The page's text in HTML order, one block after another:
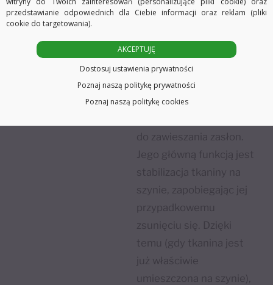
STOPER
Stoper wciskany jest
niezwykle przydatnym
do zawieszania zasłon.
Jego główną funkcją jest
stabilizacja tkaniny na
szynie, zapobiegając jej
przypadkowemu
zsunięciu się. Dzięki
temu (gdy tkanina jest
już właściwie
umieszczona na szynie),
przedstawianie odpowiednich dla Ciebie informacji oraz reklam (pliki
cookie do targetowania).
AKCEPTUJĘ
Dostosuj ustawienia prywatności
Poznaj naszą politykę prywatności
Poznaj naszą politykę cookies